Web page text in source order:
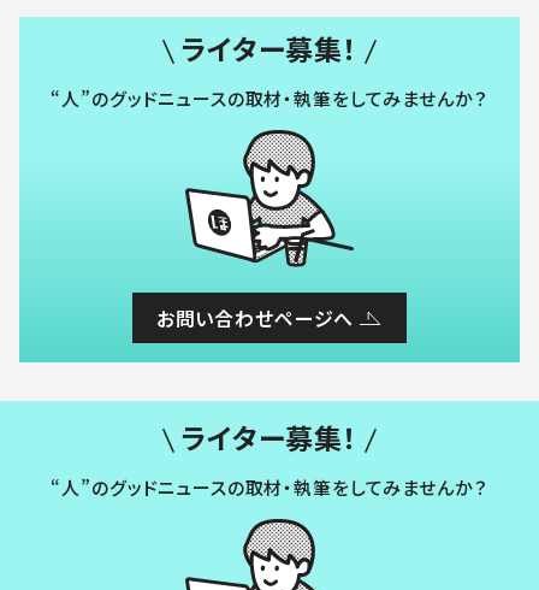
ライター募集！
“人”のグッドニュースの取材・執筆をしてみませんか？
お問い合わせページへ
ライター募集！
“人”のグッドニュースの取材・執筆をしてみませんか？